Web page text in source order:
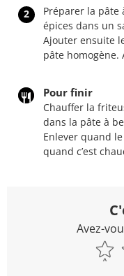
2
Préparer la pâte
épices dans un
Ajouter ensuite
pâte homogène.
Pour finir
Chauffer la
dans la pâte à
Enlever quand
quand c’est
Avez-